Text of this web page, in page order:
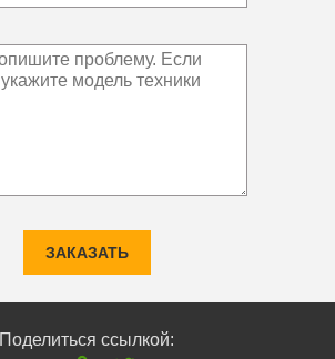
ЗАКАЗАТЬ
Поделиться ссылкой: